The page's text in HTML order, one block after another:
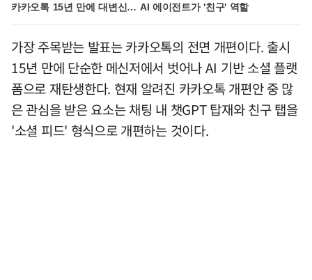
카카오톡 15년 만에 대변신… AI 에이전트가 '친구' 역할
가장 주목받는 발표는 카카오톡의 전면 개편이다. 출시
15년 만에 단순한 메신저에서 벗어나 AI 기반 소셜 플랫
폼으로 재탄생한다. 현재 알려진 카카오톡 개편안 중 많
은 관심을 받은 요소는 채팅 내 챗GPT 탑재와 친구 탭을
'소셜 피드' 형식으로 개편하는 것이다.